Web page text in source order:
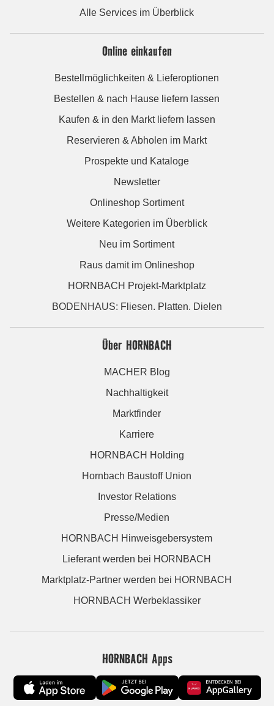
Alle Services im Überblick
Online einkaufen
Bestellmöglichkeiten & Lieferoptionen
Bestellen & nach Hause liefern lassen
Kaufen & in den Markt liefern lassen
Reservieren & Abholen im Markt
Prospekte und Kataloge
Newsletter
Onlineshop Sortiment
Weitere Kategorien im Überblick
Neu im Sortiment
Raus damit im Onlineshop
HORNBACH Projekt-Marktplatz
BODENHAUS: Fliesen. Platten. Dielen
Über HORNBACH
MACHER Blog
Nachhaltigkeit
Marktfinder
Karriere
HORNBACH Holding
Hornbach Baustoff Union
Investor Relations
Presse/Medien
HORNBACH Hinweisgebersystem
Lieferant werden bei HORNBACH
Marktplatz-Partner werden bei HORNBACH
HORNBACH Werbeklassiker
HORNBACH Apps